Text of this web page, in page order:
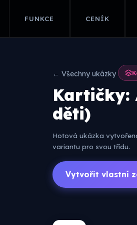
FUNKCE CENÍK
← Všechny ukázky
Kartičky:
děti)
Hotová ukázka
variantu pro svou třídu.
Vytvořit vlastní